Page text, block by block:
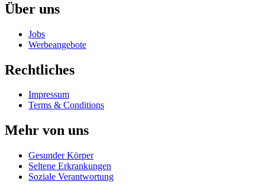
Über uns
Jobs
Werbeangebote
Rechtliches
Impressum
Terms & Conditions
Mehr von uns
Gesunder Körper
Seltene Erkrankungen
Soziale Verantwortung